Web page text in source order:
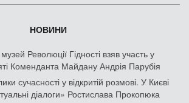
НОВИНИ
Революції Гідності взяв участь у
Коменданта Майдану Андрія Парубія
сучасності у відкритій розмові. У Києві
діалоги» Ростислава Прокопюка